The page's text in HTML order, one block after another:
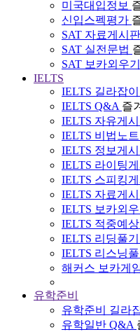
미국대입정보
신입스펙평가
SAT 자료게시판
SAT 실전문법
SAT 보카외우기
IELTS
IELTS 길라잡이
IELTS Q&A 즐
IELTS 자유게
IELTS 비법노트
IELTS 정보게
IELTS 라이팅
IELTS 스피킹
IELTS 자료게
IELTS 보카외우
IELTS 적중예
IELTS 리딩풀기
IELTS 리스닝풀
해커스 보카게
유학준비
유학준비 길라
유학일반 Q&A